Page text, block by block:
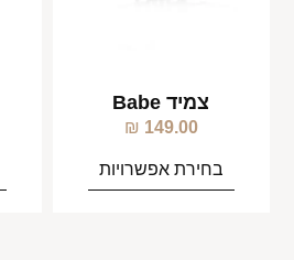
צמיד Babe
149.00
₪
בחירת אפשרויות